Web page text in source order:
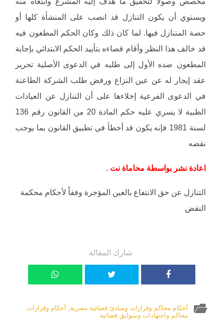
ويستوي أن يكون التنازل قد انصب على المنشأة كلها أو
حصة المتنازل فيها. لما كان ذلك وكان الحكم المطعون فيه
قد خالف هذا النظر وأقام قضاءه بتأييد الحكم الابتدائي بإجابة
المطعون ضده الأول إلى طلبه في الدعوى الأصلية تحرير
عقد إيجار له عن عين النزاع ورفض طلب الشركة الطاعنة
في الدعوى الفرعية إخلاءها على أن التنازل عن العيادات
الطبية لا يسري عليه حكم المادة 20 من القانون رقم 136
لسنة 1981 فإنه يكون قد أخطأ في تطبيق القانون بما يوجب
نقضه
اعادة نشر بواسطة محاماة نت .
التنازل عن حق الانتفاع بالعين المؤجرة وفقاً لأحكام محكمة
النقض
شارك المقالة
أحكام محاكم وقرارات ومبادئ قضائية مصرية, أحكام وقرارات
محاكم واجتهادات وسوابق قضائية